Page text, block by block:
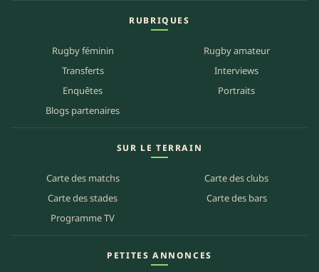
RUBRIQUES
Rugby féminin
Rugby amateur
Transferts
Interviews
Enquêtes
Portraits
Blogs partenaires
SUR LE TERRAIN
Carte des matchs
Carte des clubs
Carte des stades
Carte des bars
Programme TV
PETITES ANNONCES